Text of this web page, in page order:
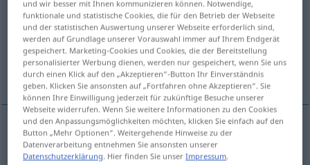
Übersicht aller Übersetzungen
(Für mehr Details die Übersetzung anklicken/antippen)
odhòd
odhòd Abfahrt
und wir besser mit Ihnen kommunizieren können. Notwendige,
funktionale und statistische Cookies, die für den Betrieb der Webseite
und der statistischen Auswertung unserer Webseite erforderlich sind,
werden auf Grundlage unserer Vorauswahl immer auf Ihrem Endgerät
gespeichert. Marketing-Cookies und Cookies, die der Bereitstellung
personalisierter Werbung dienen, werden nur gespeichert, wenn Sie uns
durch einen Klick auf den „Akzeptieren“-Button Ihr Einverständnis
geben. Klicken Sie ansonsten auf „Fortfahren ohne Akzeptieren“. Sie
können Ihre Einwilligung jederzeit für zukünftige Besuche unserer
Webseite widerrufen. Wenn Sie weitere Informationen zu den Cookies
und den Anpassungsmöglichkeiten möchten, klicken Sie einfach auf den
Button „Mehr Optionen“. Weitergehende Hinweise zu der
Datenverarbeitung entnehmen Sie ansonsten unserer
Datenschutzerklärung. Hier finden Sie unserImpressum.